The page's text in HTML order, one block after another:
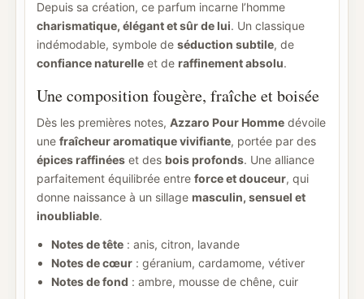
Depuis sa création, ce parfum incarne l’homme
charismatique, élégant et sûr de lui. Un classique
indémodable, symbole de séduction subtile, de
confiance naturelle et de raffinement absolu.
Une composition fougère, fraîche et boisée
Dès les premières notes, Azzaro Pour Homme dévoile
une fraîcheur aromatique vivifiante, portée par des
épices raffinées et des bois profonds. Une alliance
parfaitement équilibrée entre force et douceur, qui
donne naissance à un sillage masculin, sensuel et
inoubliable.
Notes de tête : anis, citron, lavande
Notes de cœur : géranium, cardamome, vétiver
Notes de fond : ambre, mousse de chêne, cuir